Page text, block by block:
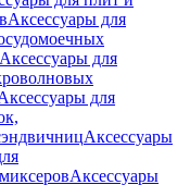
Аксессуары для
Аксессуары для
для
Аксессуары
Аксессуары